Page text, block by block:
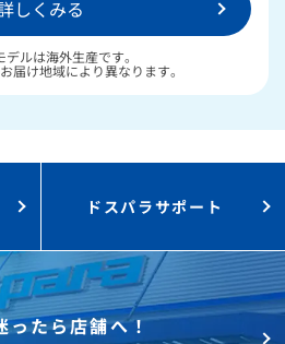
回まで無料！
辺機器送料無料！
＋主要パーツ物損保証！
3,000円値引き！
しくみる
ルは海外生産です。
届け地域により異なります。
ドスパラサポート
ったら店舗へ！